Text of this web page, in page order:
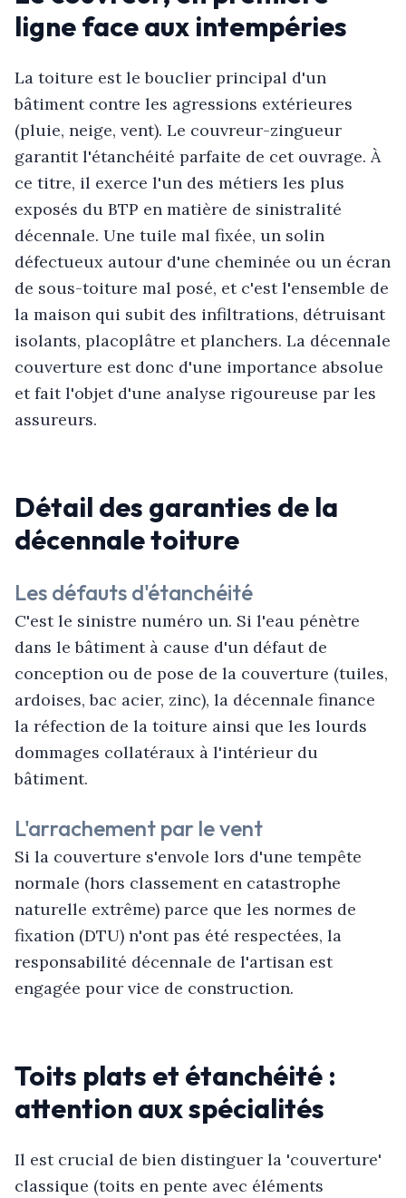
ligne face aux intempéries
La toiture est le bouclier principal d'un
bâtiment contre les agressions extérieures
(pluie, neige, vent). Le couvreur-zingueur
garantit l'étanchéité parfaite de cet ouvrage. À
ce titre, il exerce l'un des métiers les plus
exposés du BTP en matière de sinistralité
décennale. Une tuile mal fixée, un solin
défectueux autour d'une cheminée ou un écran
de sous-toiture mal posé, et c'est l'ensemble de
la maison qui subit des infiltrations, détruisant
isolants, placoplâtre et planchers. La décennale
couverture est donc d'une importance absolue
et fait l'objet d'une analyse rigoureuse par les
assureurs.
Détail des garanties de la
décennale toiture
Les défauts d'étanchéité
C'est le sinistre numéro un. Si l'eau pénètre
dans le bâtiment à cause d'un défaut de
conception ou de pose de la couverture (tuiles,
ardoises, bac acier, zinc), la décennale finance
la réfection de la toiture ainsi que les lourds
dommages collatéraux à l'intérieur du
bâtiment.
L'arrachement par le vent
Si la couverture s'envole lors d'une tempête
normale (hors classement en catastrophe
naturelle extrême) parce que les normes de
fixation (DTU) n'ont pas été respectées, la
responsabilité décennale de l'artisan est
engagée pour vice de construction.
Toits plats et étanchéité :
attention aux spécialités
Il est crucial de bien distinguer la 'couverture'
classique (toits en pente avec éléments